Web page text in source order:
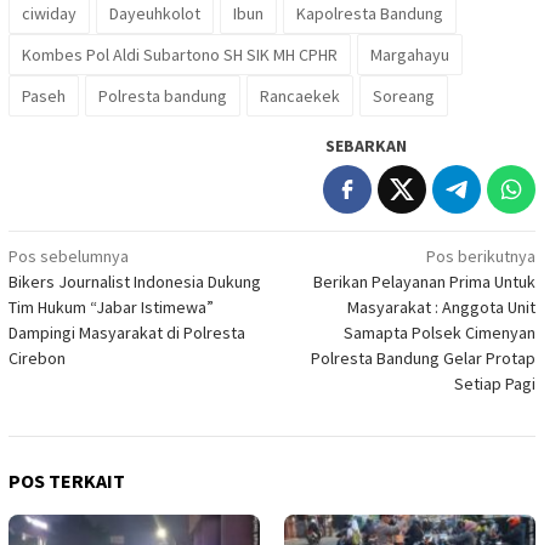
ciwiday
Dayeuhkolot Ibun
Kapolresta Bandung
Kombes Pol Aldi Subartono SH SIK MH CPHR
Margahayu
Paseh
Polresta bandung Rancaekek Soreang
SEBARKAN
Navigasi
pos
Pos sebelumnya
Bikers Journalist Indonesia Dukung
Tim Hukum “Jabar Istimewa”
Dampingi Masyarakat di Polresta
Cirebon
Pos berikutnya
Berikan Pelayanan Prima Untuk
Masyarakat : Anggota Unit
Samapta Polsek Cimenyan
Polresta Bandung Gelar Protap
Setiap Pagi
POS TERKAIT